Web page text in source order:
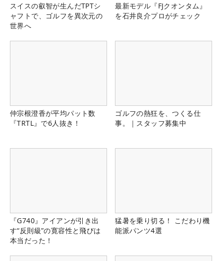
スイスの叡智が生んだTPTシ
ャフトで、ゴルフを異次元の
世界へ
最新モデル『FJクオンタム』
を石井良介プロがチェック
仲宗根澄香が平均パット数
『TRTL』で6人抜き！
ゴルフの熱狂を、つくる仕
事。｜スタッフ募集中
『G740』アイアンが引き出
す“反則級”の寛容性と飛びは
本当だった！
猛暑を乗り切る！ こだわり機
能派パンツ4選